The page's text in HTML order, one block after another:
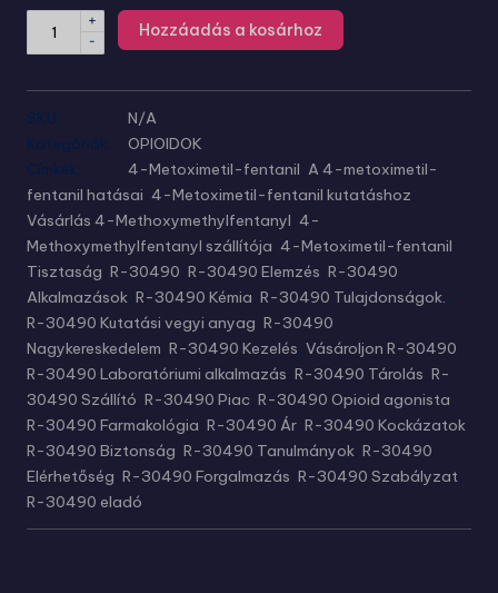
-
+
Hozzáadás a kosárhoz
SKU:
N/A
Kategóriák:
OPIOIDOK
Címkék:
4-Metoximetil-fentanil A 4-metoximetil-
fentanil hatásai 4-Metoximetil-fentanil kutatáshoz
Vásárlás 4-Methoxymethylfentanyl 4-
Methoxymethylfentanyl szállítója 4-Metoximetil-fentanil
Tisztaság R-30490 R-30490 Elemzés R-30490
Alkalmazások R-30490 Kémia R-30490 Tulajdonságok.
R-30490 Kutatási vegyi anyag R-30490
Nagykereskedelem R-30490 Kezelés Vásároljon R-30490
R-30490 Laboratóriumi alkalmazás R-30490 Tárolás R-
30490 Szállító R-30490 Piac R-30490 Opioid agonista
R-30490 Farmakológia R-30490 Ár R-30490 Kockázatok
R-30490 Biztonság R-30490 Tanulmányok R-30490
Elérhetőség R-30490 Forgalmazás R-30490 Szabályzat
R-30490 eladó